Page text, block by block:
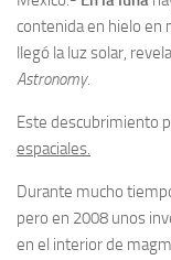
contenida en hielo en
llegó la luz solar,
Astronomy.
Este descubrimiento
espaciales.
Durante mucho
pero en 2008 unos
en el interior de